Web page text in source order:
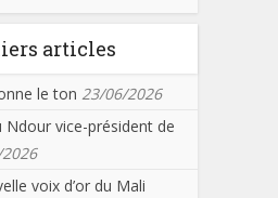
articles
le ton 23/06/2026
Ndour vice-président de
voix d’or du Mali